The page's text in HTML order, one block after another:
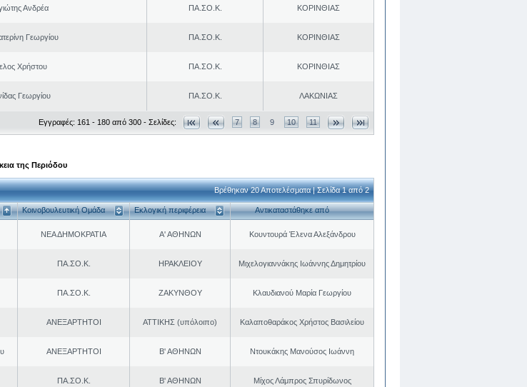
Ανδρέα ΠΑ.ΣΟ.Κ. ΚΟΡΙΝΘΙΑΣ
Γεωργίου ΠΑ.ΣΟ.Κ. ΚΟΡΙΝΘΙΑΣ
Χρήστου ΠΑ.ΣΟ.Κ. ΚΟΡΙΝΘΙΑΣ
Γεωργίου ΠΑ.ΣΟ.Κ. ΛΑΚΩΝΙΑΣ
Εγγραφές: 161 - 180 από 300 - Σελίδες: 7 8 9 10 11
της Περιόδου
Βρέθηκαν 20 Αποτελέσματα | Σελίδα 1 από 2
Κοινοβουλευτική Ομάδα Εκλογική περιφέρεια Αντικαταστάθηκε από
ΝΕΑ ΔΗΜΟΚΡΑΤΙΑ Α' ΑΘΗΝΩΝ Κουντουρά Έλενα Αλεξάνδρου
ΠΑ.ΣΟ.Κ. ΗΡΑΚΛΕΙΟΥ Μιχελογιαννάκης Ιωάννης Δημητρίου
ΠΑ.ΣΟ.Κ. ΖΑΚΥΝΘΟΥ Κλαυδιανού Μαρία Γεωργίου
ΑΝΕΞΑΡΤΗΤΟΙ ΑΤΤΙΚΗΣ (υπόλοιπο) Καλαποθαράκος Χρήστος Βασιλείου
ΑΝΕΞΑΡΤΗΤΟΙ Β' ΑΘΗΝΩΝ Ντουκάκης Μανούσος Ιωάννη
ΠΑ.ΣΟ.Κ. Β' ΑΘΗΝΩΝ Μίχος Λάμπρος Σπυρίδωνος